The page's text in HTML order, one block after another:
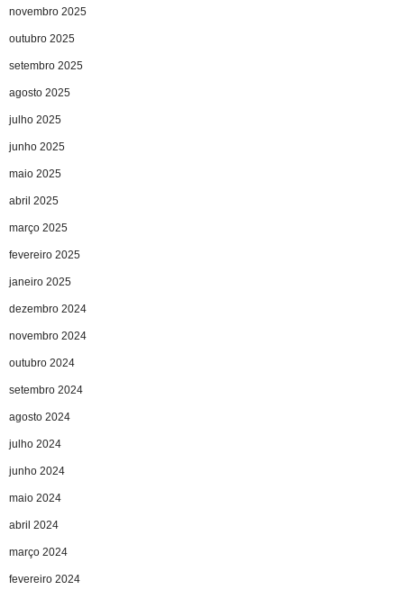
novembro 2025
outubro 2025
setembro 2025
agosto 2025
julho 2025
junho 2025
maio 2025
abril 2025
março 2025
fevereiro 2025
janeiro 2025
dezembro 2024
novembro 2024
outubro 2024
setembro 2024
agosto 2024
julho 2024
junho 2024
maio 2024
abril 2024
março 2024
fevereiro 2024